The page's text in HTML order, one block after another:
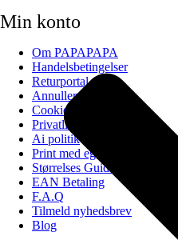
Min konto
Om PAPAPAPA
Handelsbetingelser
Returportal
Annuller ordre
Cookiepolitik (EU)
Privatlivspolitik
Ai politik
Print med eget billede
Størrelses Guide
EAN Betaling
F.A.Q
Tilmeld nyhedsbrev
Blog